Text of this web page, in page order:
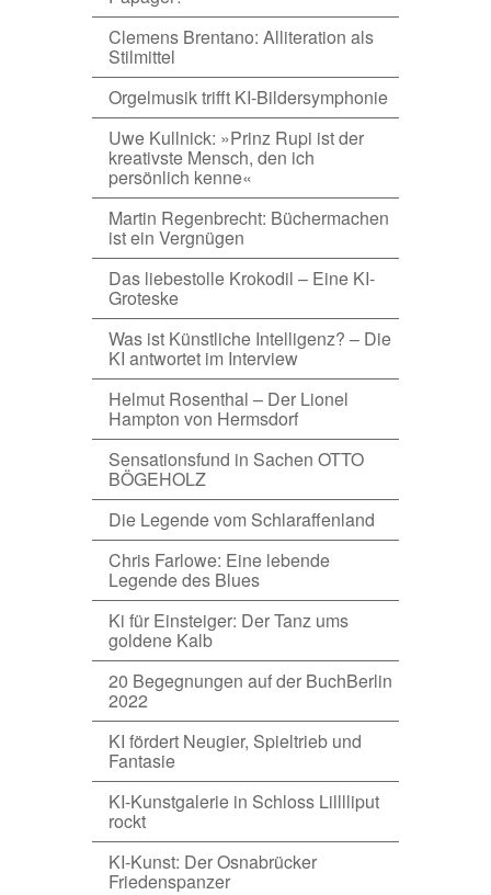
Clemens Brentano: Alliteration als
Stilmittel
Orgelmusik trifft KI-Bildersymphonie
Uwe Kullnick: »Prinz Rupi ist der
kreativste Mensch, den ich
persönlich kenne«
Martin Regenbrecht: Büchermachen
ist ein Vergnügen
Das liebestolle Krokodil – Eine KI-
Groteske
Was ist Künstliche Intelligenz? – Die
KI antwortet im Interview
Helmut Rosenthal – Der Lionel
Hampton von Hermsdorf
Sensationsfund in Sachen OTTO
BÖGEHOLZ
Die Legende vom Schlaraffenland
Chris Farlowe: Eine lebende
Legende des Blues
Ki für Einsteiger: Der Tanz ums
goldene Kalb
20 Begegnungen auf der BuchBerlin
2022
KI fördert Neugier, Spieltrieb und
Fantasie
KI-Kunstgalerie in Schloss Lilllliput
rockt
KI-Kunst: Der Osnabrücker
Friedenspanzer